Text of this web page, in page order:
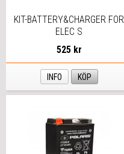
KIT-BATTERY&CHARGER FOR
ELEC S
525 kr
INFO KÖP